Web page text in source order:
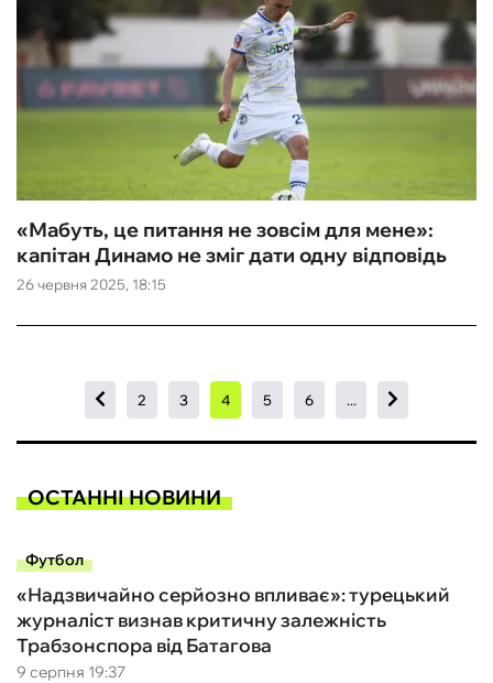
26 червня 2025, 18:15
«Мабуть, це питання не зовсім для мене»:
капітан Динамо не зміг дати одну відповідь
2 3 4 5 6 ...
ОСТАННІ НОВИНИ
Футбол
9 серпня 19:37
«Надзвичайно серйозно впливає»: турецький
журналіст визнав критичну залежність
Трабзонспора від Батагова